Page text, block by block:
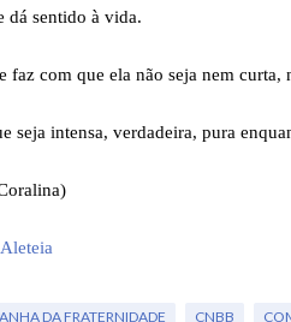
dá sentido à vida.
faz com que ela não seja nem curta,
seja intensa, verdadeira, pura
Aleteia
DA FRATERNIDADE CNBB